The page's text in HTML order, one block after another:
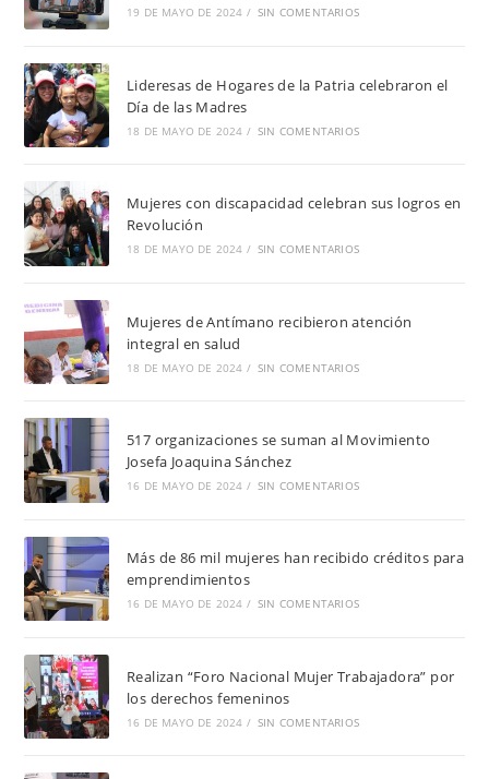
19 DE MAYO DE 2024 / SIN COMENTARIOS
Lideresas de Hogares de la Patria celebraron el
Día de las Madres
18 DE MAYO DE 2024 / SIN COMENTARIOS
Mujeres con discapacidad celebran sus logros en
Revolución
18 DE MAYO DE 2024 / SIN COMENTARIOS
Mujeres de Antímano recibieron atención
integral en salud
18 DE MAYO DE 2024 / SIN COMENTARIOS
517 organizaciones se suman al Movimiento
Josefa Joaquina Sánchez
16 DE MAYO DE 2024 / SIN COMENTARIOS
Más de 86 mil mujeres han recibido créditos para
emprendimientos
16 DE MAYO DE 2024 / SIN COMENTARIOS
Realizan “Foro Nacional Mujer Trabajadora” por
los derechos femeninos
16 DE MAYO DE 2024 / SIN COMENTARIOS